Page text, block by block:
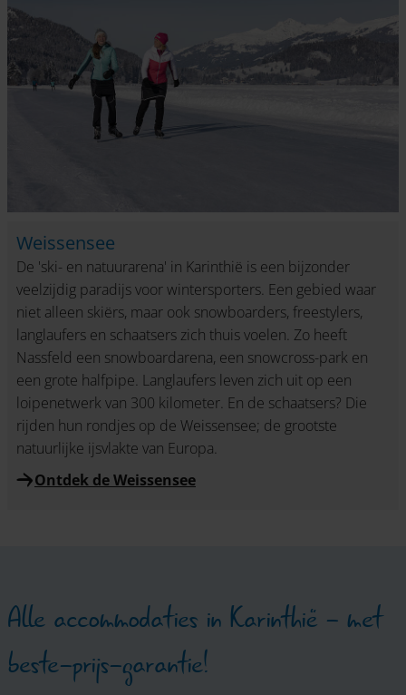
Weissensee
De 'ski- en natuurarena' in Karinthië is een bijzonder
veelzijdig paradijs voor wintersporters. Een gebied waar
niet alleen skiërs, maar ook snowboarders, freestylers,
langlaufers en schaatsers zich thuis voelen. Zo heeft
Nassfeld een snowboardarena, een snowcross-park en
een grote halfpipe. Langlaufers leven zich uit op een
loipenetwerk van 300 kilometer. En de schaatsers? Die
rijden hun rondjes op de Weissensee; de grootste
natuurlijke ijsvlakte van Europa.
Ontdek de Weissensee
Alle accommodaties in Karinthië - met
beste-prijs-garantie!